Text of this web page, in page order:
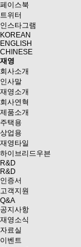
페이스북
트위터
인스타그램
KOREAN
ENGLISH
CHINESE
재영
회사소개
인사말
재영소개
회사연혁
제품소개
주택용
상업용
재영타일
하이브리드우븐
R&D
R&D
인증서
고객지원
Q&A
공지사항
재영소식
자료실
이벤트